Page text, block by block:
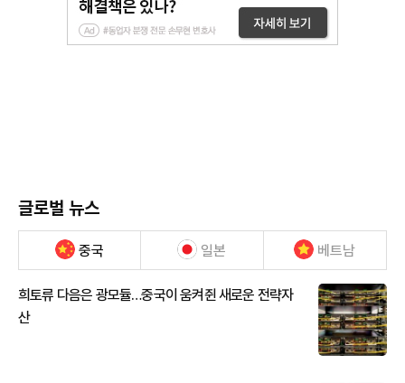
글로벌 뉴스
중국 일본 베트남
희토류 다음은 광모듈…중국이 움켜쥔 새로운 전략자
산